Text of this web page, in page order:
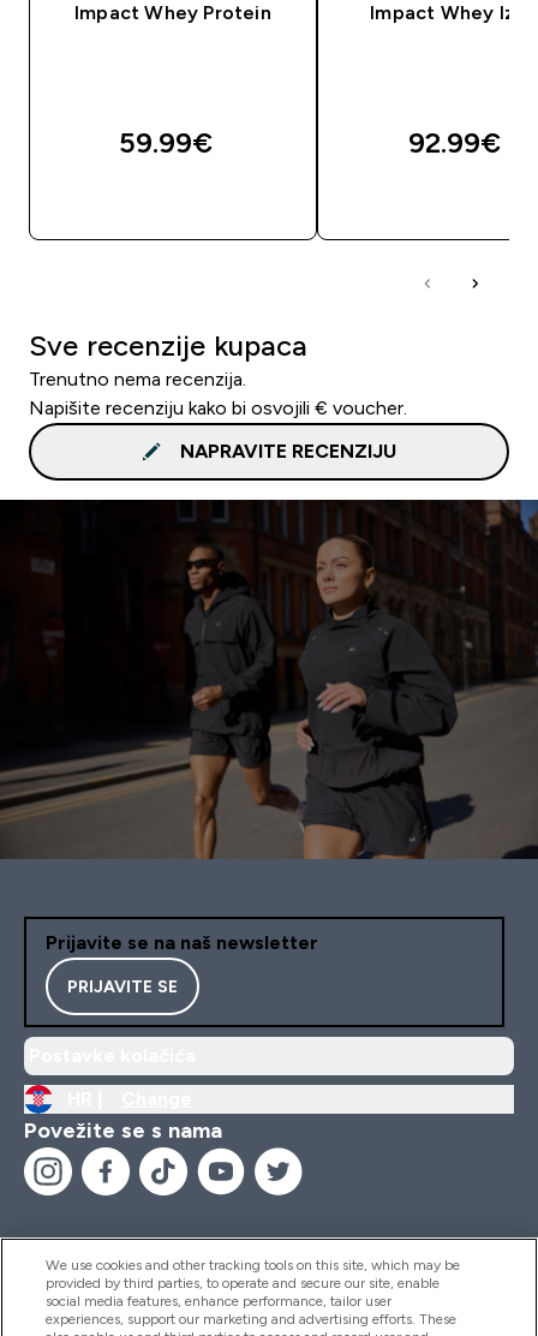
Impact Whey Protein
59.99€‎
Impact Whey
92.99€‎
Sve recenzije kupaca
Trenutno nema recenzija.
Napišite recenziju kako bi osvojili € voucher.
NAPRAVITE RECENZIJU
Prijavite se na naš newsletter
PRIJAVITE SE
Povežite se s nama
Pomoć I Informacije
We use cookies and other tracking tools on this site, which may be
provided by third parties, to operate and secure our site, enable
social media features, enhance performance, tailor user
experiences, support our marketing and advertising efforts. These